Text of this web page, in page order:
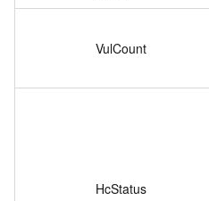
VulCount
HcStatus